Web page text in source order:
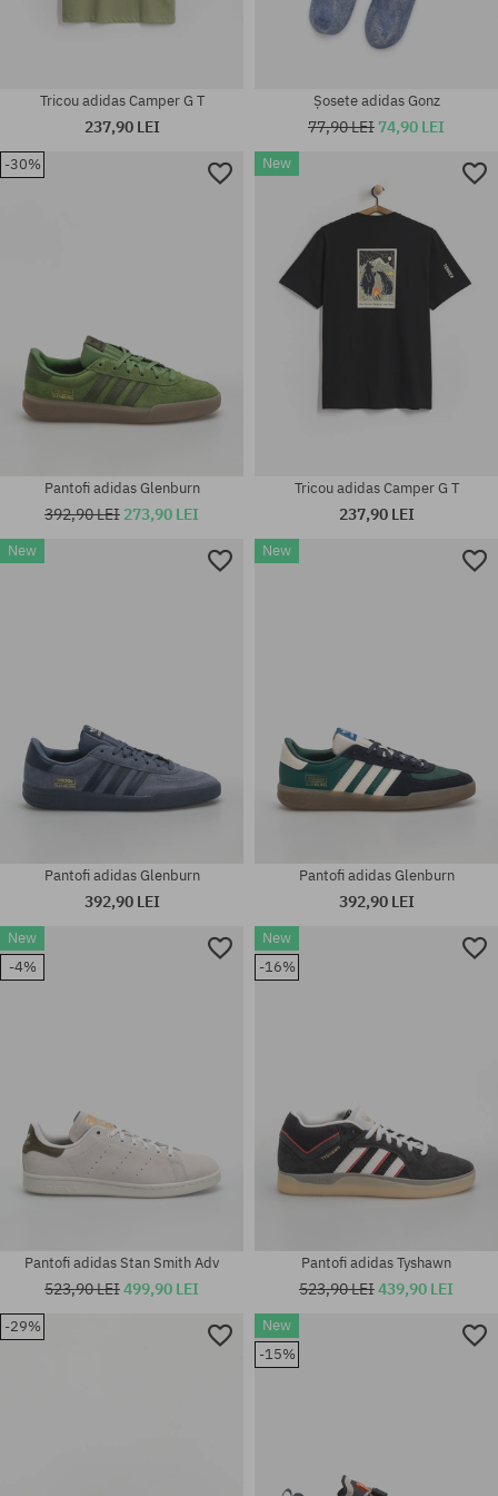
Mărimi existente:
Mărimi existente:
Tricou adidas Camper G T
237,90 LEI
Șosete adidas Gonz
77,90 LEI 74,90 LEI
-30%
Mărimi existente:
Pantofi adidas Glenburn
392,90 LEI 273,90 LEI
New
Mărimi existente:
Tricou adidas Camper G T
237,90 LEI
New
Pantofi adidas Glenburn
392,90 LEI
New
Mărimi existente:
42; 42 2/3; 43 1/3; 44; 44 2/3;
Pantofi adidas Glenburn
392,90 LEI
New
-4%
Pantofi adidas Stan Smith Adv
523,90 LEI499,90 LEI
New
-16%
Pantofi adidas Tyshawn
523,90 LEI439,90 LEI
-29%
New
-15%